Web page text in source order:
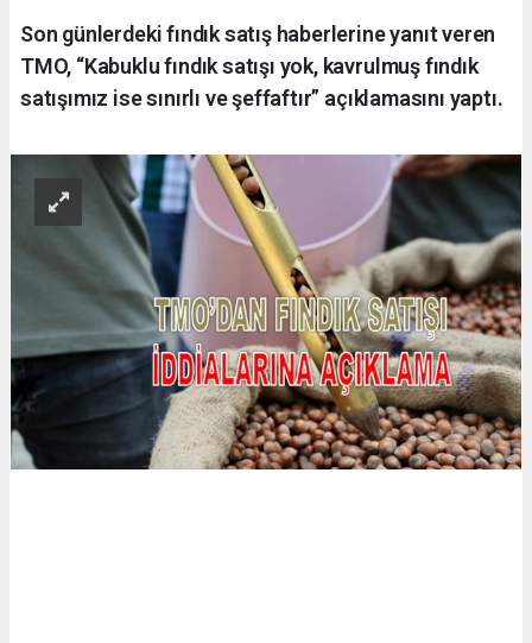
Son günlerdeki fındık satış haberlerine yanıt veren
TMO, “Kabuklu fındık satışı yok, kavrulmuş fındık
satışımız ise sınırlı ve şeffaftır” açıklamasını yaptı.